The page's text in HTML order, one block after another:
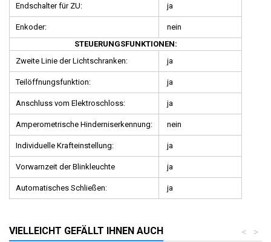
Endschalter für ZU: ja
Enkoder:
nein
STEUERUNGSFUNKTIONEN:
Zweite Linie der Lichtschranken:
ja
Teilöffnungsfunktion: ja
Anschluss vom Elektroschloss: ja
Amperometrische Hinderniserkennung: nein
Individuelle Krafteinstellung: ja
Vorwarnzeit der Blinkleuchte ja
Automatisches Schließen: ja
VIELLEICHT GEFÄLLT IHNEN AUCH >
<